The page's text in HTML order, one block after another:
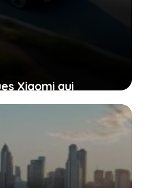
Xiaomi qui
de la
impressionner